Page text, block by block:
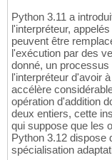
Python 3.11 a
l'interpréteur,
peuvent être
l'exécution par des
donné, un
l'interpréteur d'avoir
accélère
opération d'addition
deux entiers, cette
qui suppose que les
Python 3.12 dispose
spécialisation